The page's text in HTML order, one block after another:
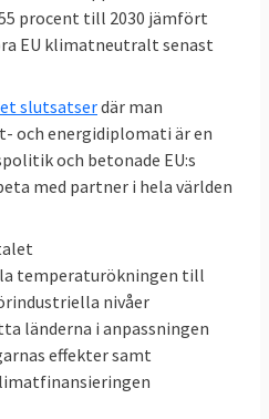
procent
procent
66
procent
bindande
EU-mål
procent till 2030 jämfört
EU klimatneutralt senast
slutsatserdär man
och energidiplomati är en
och betonade EU:s
med partner i hela världen
temperaturökningen till
nivåer
länderna i anpassningen
effekter samt